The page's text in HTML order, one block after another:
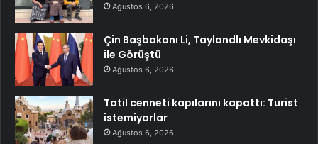
Ağustos 6, 2026
Çin Başbakanı Li, Taylandlı Mevkidaşı
ile Görüştü
Ağustos 6, 2026
Tatil cenneti kapılarını kapattı: Turist
istemiyorlar
Ağustos 6, 2026